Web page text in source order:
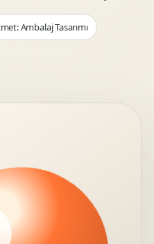
Ambalaj Tasarımı